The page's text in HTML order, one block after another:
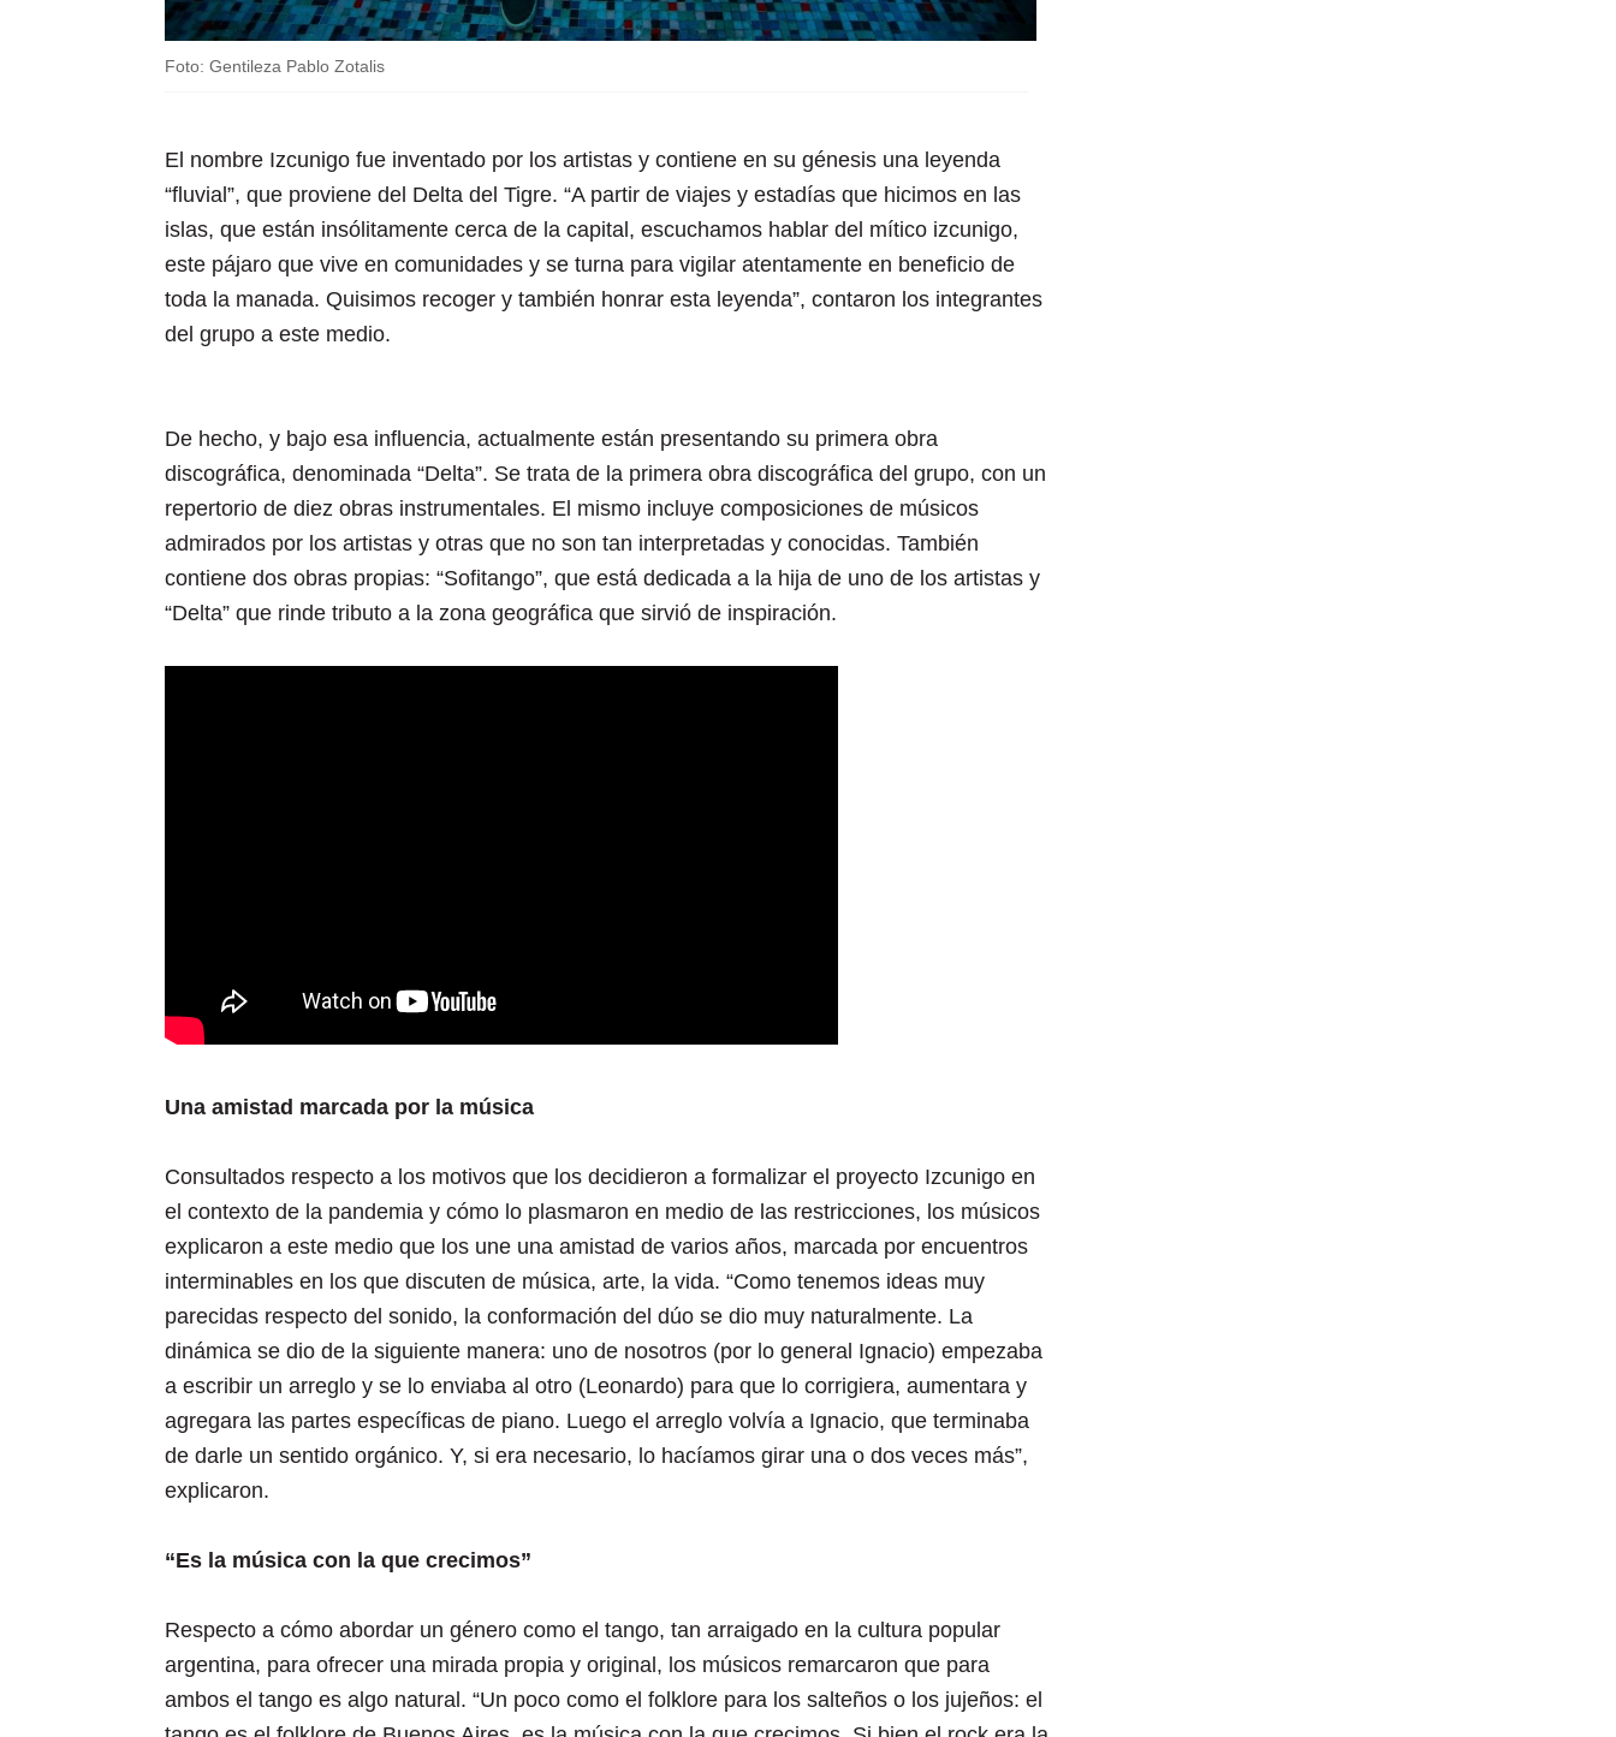
Foto: Gentileza Pablo Zotalis
El nombre Izcunigo fue inventado por los artistas y contiene en su génesis una leyenda
“fluvial”, que proviene del Delta del Tigre. “A partir de viajes y estadías que hicimos en las
islas, que están insólitamente cerca de la capital, escuchamos hablar del mítico izcunigo,
este pájaro que vive en comunidades y se turna para vigilar atentamente en beneficio de
toda la manada. Quisimos recoger y también honrar esta leyenda”, contaron los integrantes
del grupo a este medio.
De hecho, y bajo esa influencia, actualmente están presentando su primera obra
discográfica, denominada “Delta”. Se trata de la primera obra discográfica del grupo, con un
repertorio de diez obras instrumentales. El mismo incluye composiciones de músicos
admirados por los artistas y otras que no son tan interpretadas y conocidas. También
contiene dos obras propias: “Sofitango”, que está dedicada a la hija de uno de los artistas y
“Delta” que rinde tributo a la zona geográfica que sirvió de inspiración.
Una amistad marcada por la música
Consultados respecto a los motivos que los decidieron a formalizar el proyecto Izcunigo en
el contexto de la pandemia y cómo lo plasmaron en medio de las restricciones, los músicos
explicaron a este medio que los une una amistad de varios años, marcada por encuentros
interminables en los que discuten de música, arte, la vida. “Como tenemos ideas muy
parecidas respecto del sonido, la conformación del dúo se dio muy naturalmente. La
dinámica se dio de la siguiente manera: uno de nosotros (por lo general Ignacio) empezaba
a escribir un arreglo y se lo enviaba al otro (Leonardo) para que lo corrigiera, aumentara y
agregara las partes específicas de piano. Luego el arreglo volvía a Ignacio, que terminaba
de darle un sentido orgánico. Y, si era necesario, lo hacíamos girar una o dos veces más”,
explicaron.
“Es la música con la que crecimos”
Respecto a cómo abordar un género como el tango, tan arraigado en la cultura popular
argentina, para ofrecer una mirada propia y original, los músicos remarcaron que para
ambos el tango es algo natural. “Un poco como el folklore para los salteños o los jujeños: el